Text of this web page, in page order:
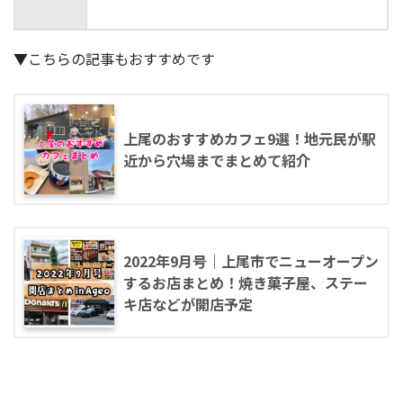
▼こちらの記事もおすすめです
上尾のおすすめカフェ9選！地元民が駅
近から穴場までまとめて紹介
2022年9月号｜上尾市でニューオープン
するお店まとめ！焼き菓子屋、ステー
キ店などが開店予定